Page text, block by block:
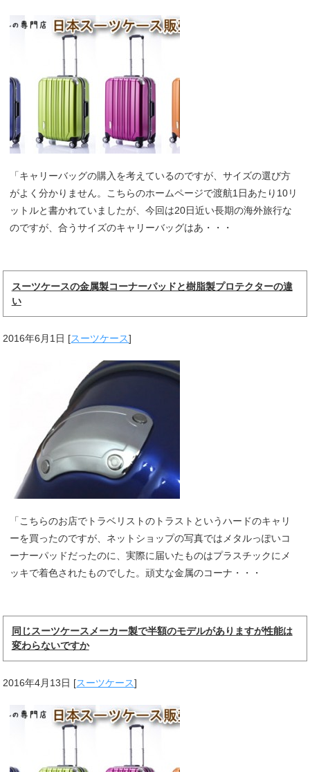
「キャリーバッグの購入を考えているのですが、サイズの選び方
がよく分かりません。こちらのホームページで渡航1日あたり10リ
ットルと書かれていましたが、今回は20日近い長期の海外旅行な
のですが、合うサイズのキャリーバッグはあ・・・
スーツケースの金属製コーナーパッドと樹脂製プロテクターの違
い
2016年6月1日 [スーツケース]
「こちらのお店でトラベリストのトラストというハードのキャリ
ーを買ったのですが、ネットショップの写真ではメタルっぽいコ
ーナーパッドだったのに、実際に届いたものはプラスチックにメ
ッキで着色されたものでした。頑丈な金属のコーナ・・・
同じスーツケースメーカー製で半額のモデルがありますが性能は
変わらないですか
2016年4月13日 [スーツケース]